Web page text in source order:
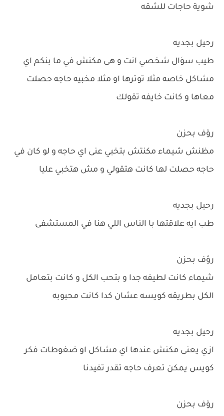
شوية حاجات للشقه
رحيل بجديه
طيب سؤال شخصي انت و هى مكنش في ما بنكم اي
مشاكل خاصه مثلا توترها او مثلا مخبيه حاجه حصلت
معاها و كانت خايفه تقولك
رؤف بحزن
مظنش شيماء مكنتش بتخبي عنى اي حاجه و لو كان في
حاجه حصلت لها كانت هتقولي و مش هتخبي عليا
رحيل بجديه
طب ايه علاقتها با الناس اللي هنا في المستشفى
رؤف بحزن
شيماء كانت لطيفه جدا و بتحب الكل و كانت بتعامل
الكل بطريقه كويسه عشان كدا كانت محبوبه
رحيل بجديه
ازي يعنى مكنش عندها اي مشاكل او ضغوطات فكر
كويس يمكن تعرف حاجه تقدر تفيدنا
رؤف بحزن